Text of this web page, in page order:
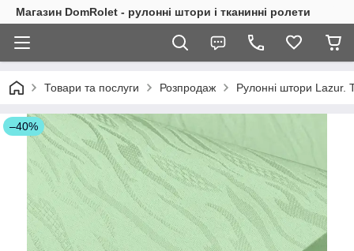
Магазин DomRolet - рулонні штори і тканинні ролети
Товари та послуги Розпродаж Рулонні штори Lazur.
–40%